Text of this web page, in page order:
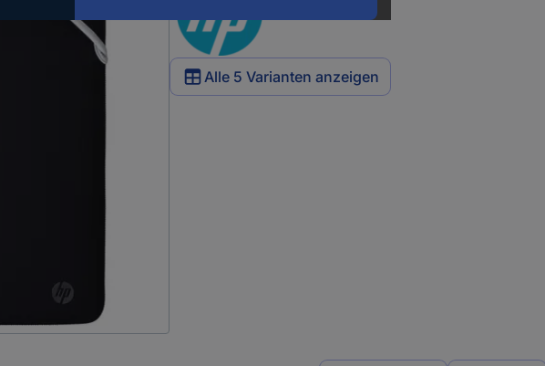
Alle 5 Varianten anzeigen